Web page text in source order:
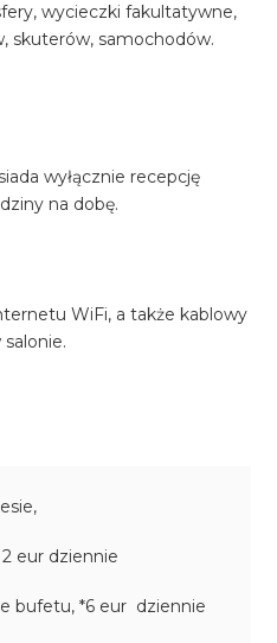
wycieczki fakultatywne,
skuterów, samochodów.
wyłącznie recepcję
na dobę.
WiFi, a także kablowy
eur dziennie
bufetu, *6 eur dziennie